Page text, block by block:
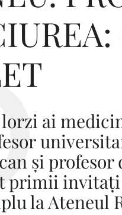
ai
și profesor
primii
la Ateneul